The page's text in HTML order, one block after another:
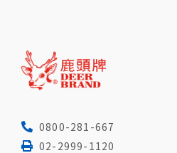
0800-281-667
02-2999-1120